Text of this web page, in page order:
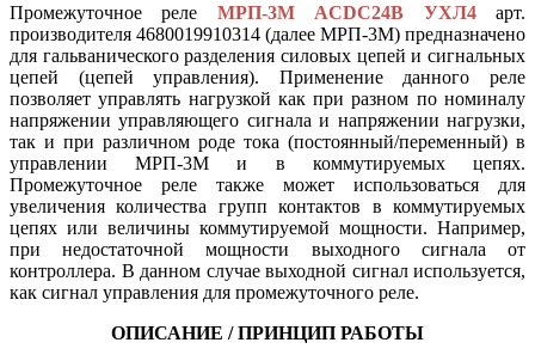
Промежуточное реле МРП-3М ACDC24В УХЛ4арт.
производителя 4680019910314 (далее МРП-3М) предназначено
для гальванического разделения силовых цепей и сигнальных
цепей (цепей управления). Применение данного реле
позволяет управлять нагрузкой как при разном по номиналу
напряжении управляющего сигнала и напряжении нагрузки,
так и при различном роде тока (постоянный/переменный) в
управлении МРП-3М и в коммутируемых цепях.
Промежуточное реле также может использоваться для
увеличения количества групп контактов в коммутируемых
цепях или величины коммутируемой мощности. Например,
при недостаточной мощности выходного сигнала от
контроллера. В данном случае выходной сигнал используется,
как сигнал управления для промежуточного реле.
ОПИСАНИЕ / ПРИНЦИП РАБОТЫ